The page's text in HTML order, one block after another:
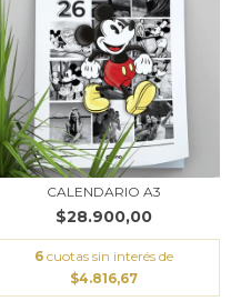
CALENDARIO A3
$28.900,00
6 cuotas sin interés de
$4.816,67